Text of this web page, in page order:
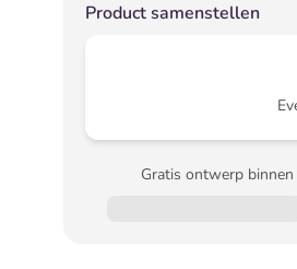
Product samenstellen
Gratis ontwerp binnen